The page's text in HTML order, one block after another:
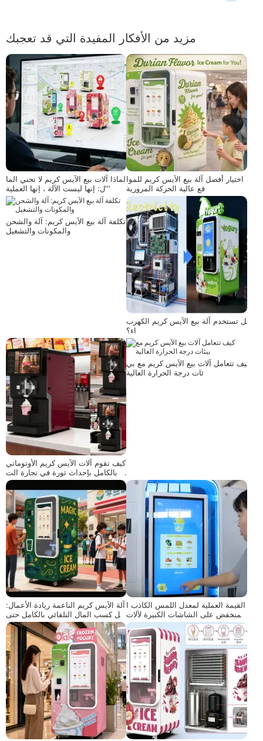
مزيد من الأفكار المفيدة التي قد تعجبك
لماذا آلات بيع الآيس كريم لا تجني الما
ل: إنها ليست الآلة ، إنها العملية'''
اختيار أفضل آلة بيع الآيس كريم للموا
قع عالية الحركة المرورية
تكلفة آلة بيع الآيس كريم: آلة والشحن
والمكونات والتشغيل
هل تستخدم آلة بيع الآيس كريم الكهرب
اء؟
كيف تقوم آلات الآيس كريم الأوتوماتي
كية بالكامل بإحداث ثورة في تجارة الت
جزئة وخدمة الطعام
كيف تتعامل آلات بيع الآيس كريم مع بي
ئات درجة الحرارة العالية
آلة الآيس كريم الناعمة ريادة الأعمال:
حل كسب المال التلقائي بالكامل حتى
للمبتدئين
القيمة العملية لمعدل اللمس الكاذب ا
لمنخفض على الشاشات الكبيرة لآلات
بيع الآيس كريم